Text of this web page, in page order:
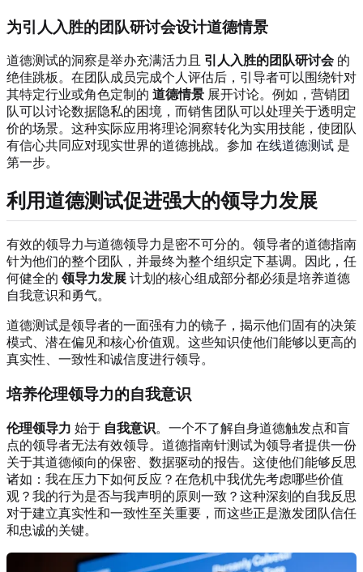
为引人入胜的团队研讨会设计道德情景
道德测试的洞察是举办充满活力且 引人入胜的团队研讨会的
绝佳跳板。在团队成员完成个人评估后，引导者可以围绕针对
其特定行业或角色定制的 道德情景 展开讨论。例如，营销团
队可以讨论数据隐私的困境，而销售团队可以处理关于透明定
价的场景。这种实际应用将理论洞察转化为实用技能，使团队
有信心共同应对现实世界的道德挑战。参加 在线道德测试 是
第一步。
利用道德测试促进强大的领导力发展
有效的领导力与道德领导力是密不可分的。领导者的道德指南
针为他们的整个团队，并最终为整个组织定下基调。因此，任
何健全的 领导力发展 计划的核心组成部分都必须是培养道德
自我意识和勇气。
道德测试是领导者的一面强有力的镜子，揭示他们固有的决策
模式、潜在偏见和核心价值观。这些知识使他们能够以更高的
真实性、一致性和诚信度进行领导。
培养伦理领导力的自我意识
伦理领导力 始于 自我意识。一个不了解自身道德触发点和盲
点的领导者无法有效领导。道德指南针测试为领导者提供一份
关于其道德倾向的保密、数据驱动的报告。这使他们能够反思
诸如：我在压力下如何反应？在危机中我优先考虑哪些价值
观？我的行为是否与我声明的原则一致？这种深刻的自我反思
对于建立真实性和一致性至关重要，而这些正是激发团队信任
和忠诚的关键。